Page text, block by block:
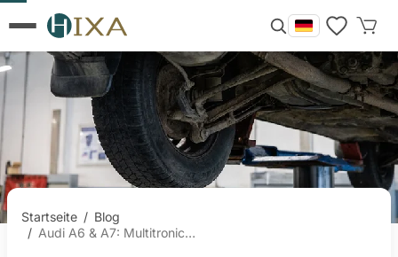
Startseite / Blog
/
Audi A6 & A7: Multitronic- und S-tronic-Probleme und Reparatur